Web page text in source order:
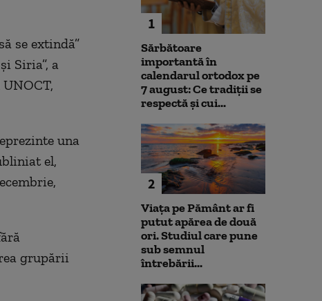
se extindă”
Siria”, a
una
el,
grupării
1
Sărbătoare
importantă în
calendarul ortodox pe
7 august: Ce tradiții se
respectă și cui...
2
Viața pe Pământ ar fi
putut apărea de două
ori. Studiul care pune
sub semnul
întrebării...